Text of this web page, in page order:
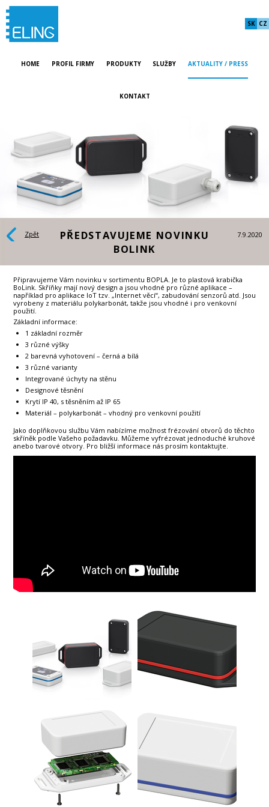
SK CZ
HOME PROFIL FIRMY PRODUKTY SLUŽBY AKTUALITY / PRESS
KONTAKT
Zpět 7.9.2020
PŘEDSTAVUJEME NOVINKU
BOLINK
Připravujeme Vám novinku v sortimentu BOPLA. Je to plastová krabička
BoLink. Skříňky mají nový design a jsou vhodné pro různé aplikace –
například pro aplikace IoT tzv. „Internet věcí“, zabudování senzorů atd. Jsou
vyrobeny z materiálu polykarbonát, takže jsou vhodné i pro venkovní
použití.
Základní informace:
1 základní rozměr
3 různé výšky
2 barevná vyhotovení – černá a bílá
3 různé varianty
Integrované úchyty na stěnu
Designové těsnění
Krytí IP 40, s těsněním až IP 65
Materiál – polykarbonát – vhodný pro venkovní použití
Jako doplňkovou službu Vám nabízíme možnost frézování otvorů do těchto
skříněk podle Vašeho požadavku. Můžeme vyfrézovat jednoduché kruhové
anebo tvarové otvory. Pro bližší informace nás prosím kontaktujte.